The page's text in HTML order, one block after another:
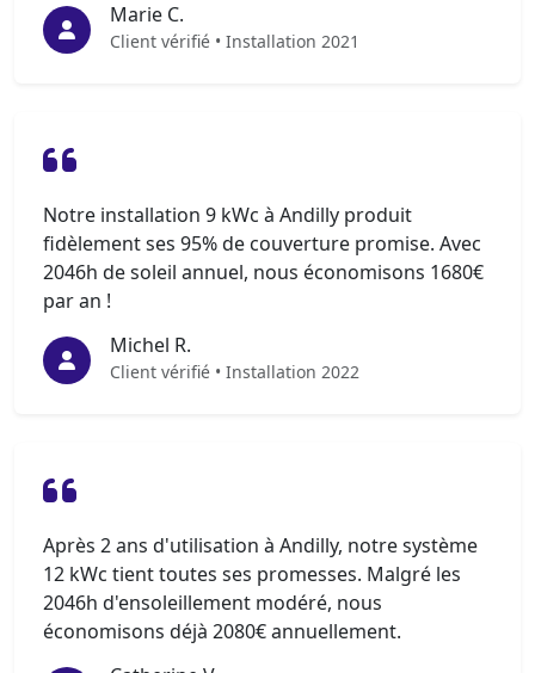
Marie C.
Client vérifié • Installation 2021
Notre installation 9 kWc à Andilly produit
fidèlement ses 95% de couverture promise. Avec
2046h de soleil annuel, nous économisons 1680€
par an !
Michel R.
Client vérifié • Installation 2022
Après 2 ans d'utilisation à Andilly, notre système
12 kWc tient toutes ses promesses. Malgré les
2046h d'ensoleillement modéré, nous
économisons déjà 2080€ annuellement.